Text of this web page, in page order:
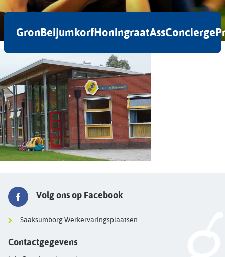
Volg ons op Facebook
Saaksumborg Werkervaringsplaatsen
Contactgegevens